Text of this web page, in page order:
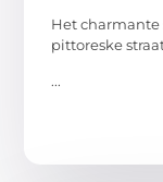
Het
pittoreske
...